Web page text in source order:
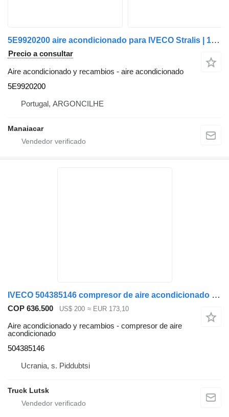
5E9920200 aire acondicionado para IVECO Stralis | 12 cabeza tractora
Precio a consultar
Aire acondicionado y recambios - aire acondicionado
5E9920200
Portugal, ARGONCILHE
Manaiacar
IVECO 504385146 compresor de aire acondicionado para IVECO Stralis cabeza tractora
COP 636.500 US$ 200 ≈ EUR 173,10
Aire acondicionado y recambios - compresor de aire
acondicionado
504385146
Ucrania, s. Piddubtsi
Truck Lutsk